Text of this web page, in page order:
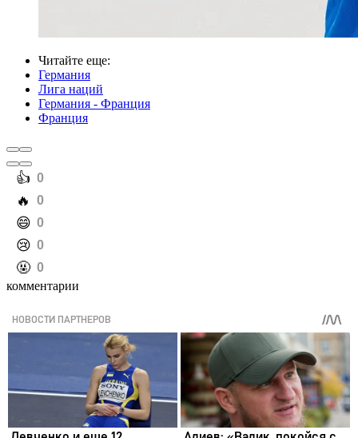
Читайте еще:
Германия
Лига наций
Германия - Франция
Франция
️👍 0
️🔥 0
️😄 0
️😢 0
️🤬 0
комментарии